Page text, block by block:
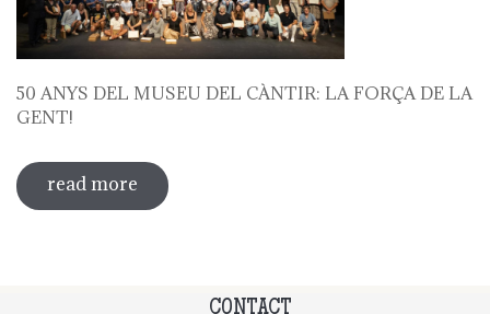
50 ANYS DEL MUSEU DEL CÀNTIR: LA FORÇA DE LA
GENT!
read more about 50 anys del museu del càntir: la
força de la gent!
CONTACT